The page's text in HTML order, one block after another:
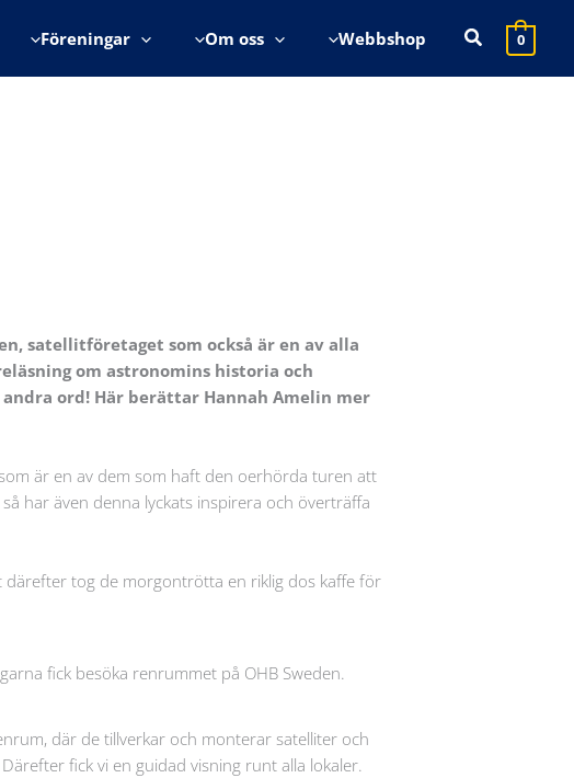
Föreningar Om oss Webbshop Sök 0
satellitföretaget som också är en av alla
om astronomins historia och
ord! Här berättar Hannah Amelin mer
är en av dem som haft den oerhörda turen att
har även denna lyckats inspirera och överträffa
tog de morgontrötta en riklig dos kaffe för
fick besöka renrummet på OHB Sweden.
där de tillverkar och monterar satelliter och
fick vi en guidad visning runt alla lokaler.